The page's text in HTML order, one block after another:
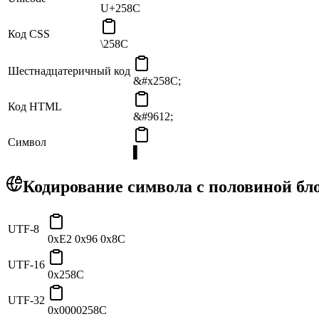
U+258C
Код CSS
\258C
Шестнадцатеричный код
&#x258C;
Код HTML
&#9612;
Символ
Кодирование символа с половиной
UTF-8
0xE2 0x96 0x8C
UTF-16
0x258C
UTF-32
0x0000258C